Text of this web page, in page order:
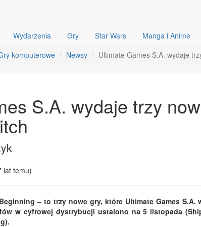
Wydarzenia Gry Star Wars Manga i Anime
komputerowe Newsy Ultimate Games S.A. wydaje
S.A. wydaje trzy
lat temu)
– to trzy nowe gry, które Ultimate Games S.A.
w cyfrowej dystrybucji ustalono na 5 listopada